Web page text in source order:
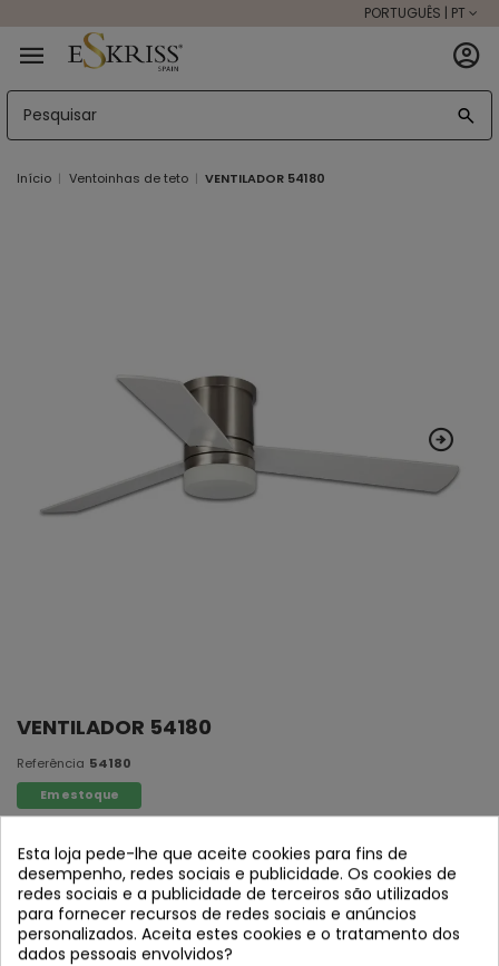
PORTUGUÊS | PT
Início Ventoinhas de teto VENTILADOR 54180
VENTILADOR 54180
Referência 54180
Em estoque
INDUSTRIA DE MODELO
Palas: 3 pás, MDF branco
Corpo: Cetim de alumínio de níquel
Difusor: Acrílico
Esta loja pede-lhe que aceite cookies para fins de
desempenho, redes sociais e publicidade. Os cookies de
redes sociais e a publicidade de terceiros são utilizados
para fornecer recursos de redes sociais e anúncios
personalizados. Aceita estes cookies e o tratamento dos
dados pessoais envolvidos?